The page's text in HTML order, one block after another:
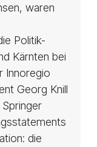
waren
Politik-
Kärnten bei
Innoregio
Georg Knill
die